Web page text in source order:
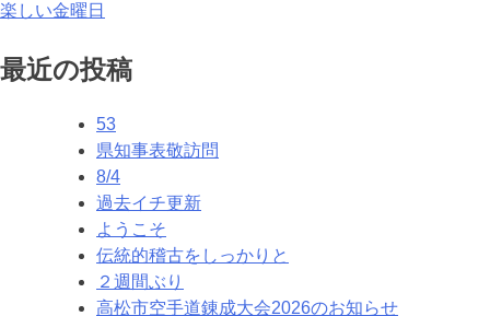
投
稿
楽しい金曜日
最近の投稿
53
県知事表敬訪問
8/4
過去イチ更新
ようこそ
伝統的稽古をしっかりと
２週間ぶり
高松市空手道錬成大会2026のお知らせ